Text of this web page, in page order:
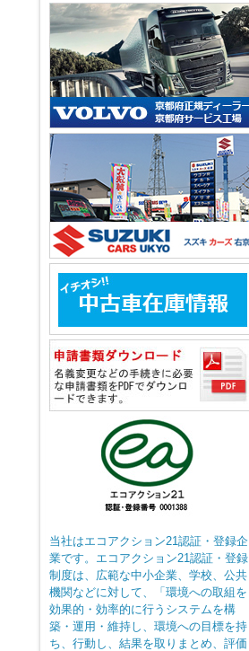
当社はエコアクション21認証・登録企
業です。エコアクション21認証・登録
制度は、広範な中小企業、学校、公共
機関などに対して、「環境への取組を
効果的・効率的に行うシステムを構
築・運用・維持し、環境への目標を持
ち、行動し、結果を取りまとめ、評価